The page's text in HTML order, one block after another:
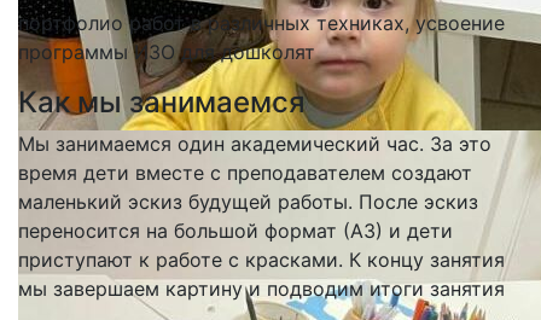
портфолио работ в различных техниках, усвоение
программы ИЗО для дошколят
Как мы занимаемся
Мы занимаемся один академический час. За это
время дети вместе с преподавателем создают
маленький эскиз будущей работы. После эскиз
переносится на большой формат (А3) и дети
приступают к работе с красками. К концу занятия
мы завершаем картину и подводим итоги занятия